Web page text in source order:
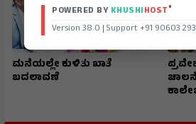
ಮನೆಯಲ್ಲೇ ಕುಳಿತು ಖಾತೆ
ಬದಲಾವಣೆ
POWERED BY KHUSHIHOST®
Version 38.0 | Support +91 90603